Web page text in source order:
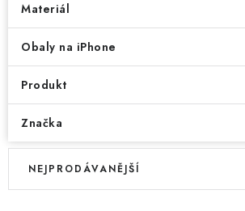
Materiál
Obaly na iPhone
Produkt
Značka
V
Ř
NEJPRODÁVANĚJŠÍ